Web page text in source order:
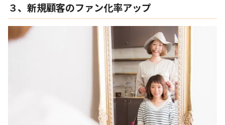
３、新規顧客のファン化率アップ